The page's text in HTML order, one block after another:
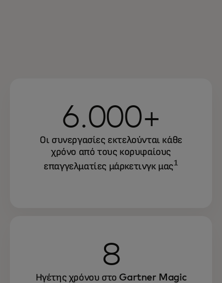
6.000+
Οι συνεργασίες εκτελούνται κάθε
χρόνο από τους κορυφαίους
επαγγελματίες μάρκετινγκ μας1
8
Ηγέτης χρόνου στο Gartner Magic